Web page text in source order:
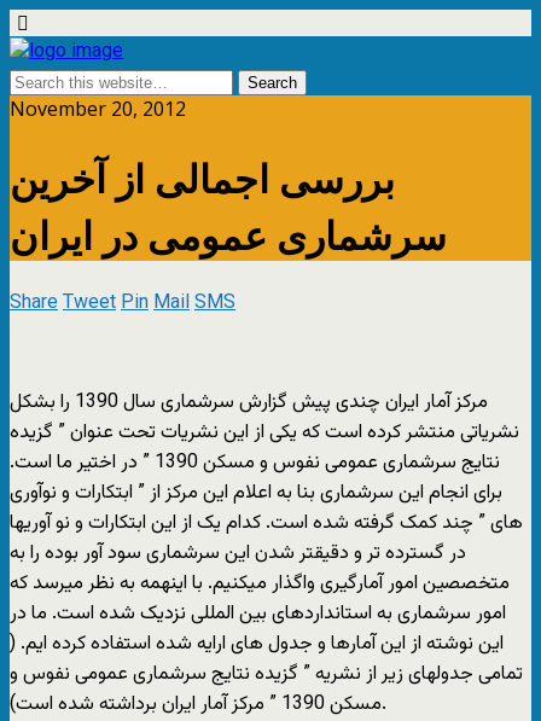
November 20, 2012
بررسی اجمالی از آخرین
سرشماری عمومی در ایران
ShareTweetPinMailSMS
مرکز آمار ایران چندی پیش گزارش سرشماری سال 1390 را بشکل
نشریاتی منتشر کرده است که یکی از این نشریات تحت عنوان ” گزیده
نتایج سرشماری عمومی نفوس و مسکن 1390 ” در اختیر ما است.
برای انجام این سرشماری بنا به اعلام این مرکز از ” ابتکارات و نوآوری
های ” چند کمک گرفته شده است. کدام یک از این ابتکارات و نو آوریها
در گسترده تر و دقیقتر شدن این سرشماری سود آور بوده را به
متخصصین امور آمارگیری واگذار میکنیم. با اینهمه به نظر میرسد که
امور سرشماری به استانداردهای بین المللی نزدیک شده است. ما در
این نوشته از این آمارها و جدول های ارایه شده استفاده کرده ایم. (
تمامی جدولهای زیر از نشریه ” گزیده نتایج سرشماری عمومی نفوس و
مسکن 1390 ” مرکز آمار ایران برداشته شده است).